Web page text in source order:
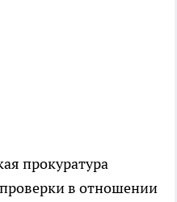
прокуратура
в отношении